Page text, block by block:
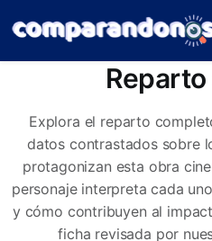
Explora el reparto
datos contrastados sobre
protagonizan esta obra
personaje interpreta cada
y cómo contribuyen al
ficha revisada por